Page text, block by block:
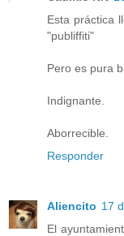
Esta práctica
"publiffiti"
Pero es pura
Indignante.
Aborrecible.
Responder
Aliencito 17
El